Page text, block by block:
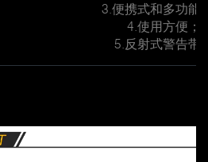
3.便携式和多功能
4.使用方便；
5.反射式警告带